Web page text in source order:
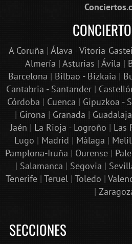
A Coruña | Álava - Vitoria-
Almería | Asturias | Ávila |
Barcelona | Bilbao - Bizkaia |
Cantabria - Santander|
Córdoba | Cuenca | Gipuzkoa -
| Girona | Granada |
Jaén | La Rioja - Logroño | Las
Lugo | Madrid | Málaga |
Pamplona-Iruña | Ourense |
| Salamanca | Segovia |
Tenerife| Teruel| Toledo |
|
SECCIONES